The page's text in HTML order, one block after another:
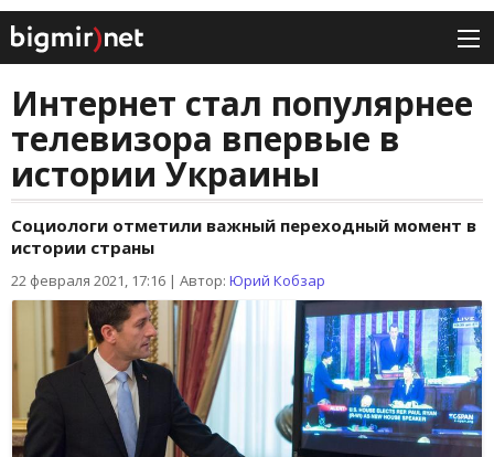
Интернет стал популярнее
телевизора впервые в
истории Украины
Социологи отметили важный переходный момент в
истории страны
22 февраля 2021, 17:16 | Автор: Юрий Кобзар